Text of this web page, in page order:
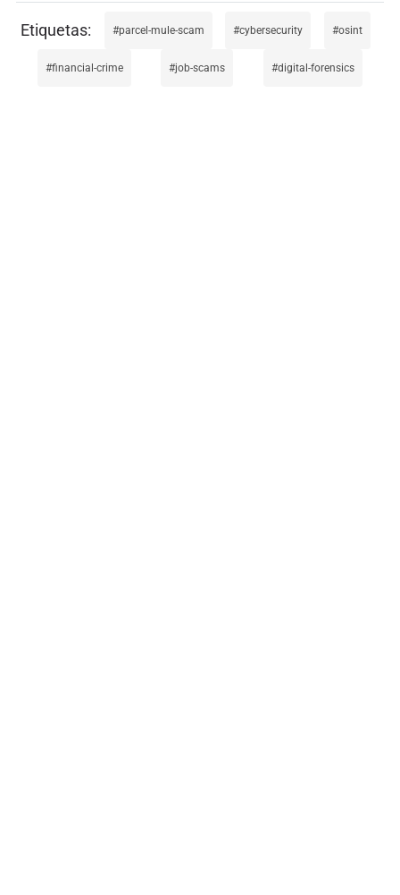
parcel-mule-scam cybersecurity osint
financial-crime job-scams digital-forensics